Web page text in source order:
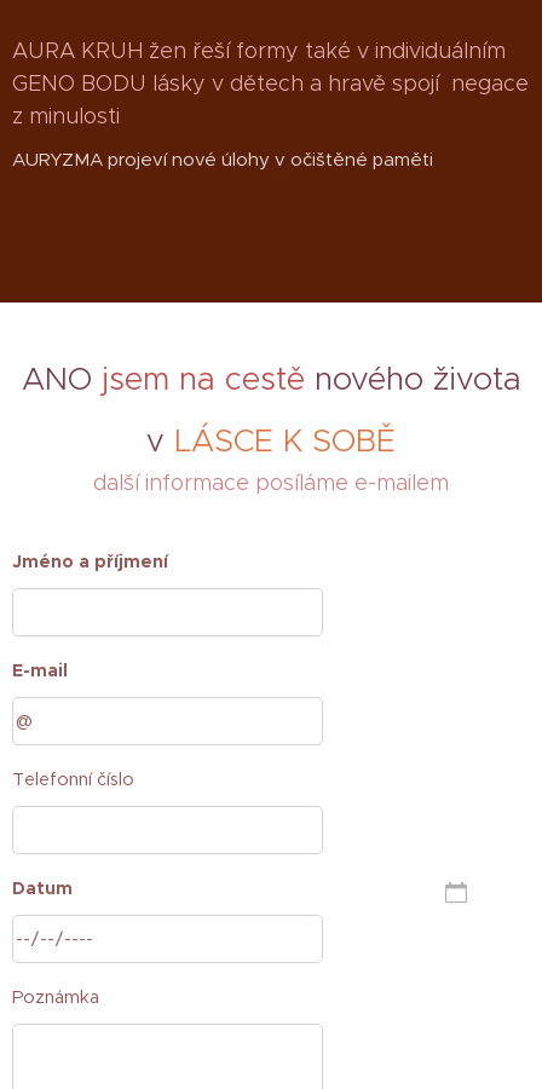
AURA KRUH žen řeší formy také v individuálním
GENO BODU lásky v dětech a hravě spojí negace
z minulosti
AURYZMA projeví nové úlohy v očištěné paměti
ANO jsem na cestě nového života
v LÁSCE K SOBĚ
další informace posíláme e-mailem
Jméno a příjmení
E-mail
Telefonní číslo
Datum
Poznámka